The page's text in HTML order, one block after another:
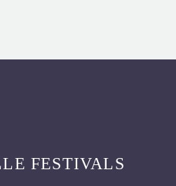
FESTIVALS